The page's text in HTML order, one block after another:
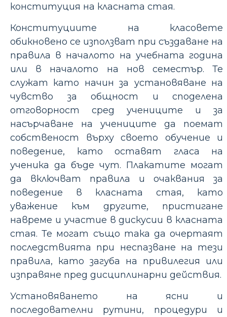
конституция на класната стая.
Конституциите на класовете
обикновено се използват при създаване на
правила в началото на учебната година
или в началото на нов семестър. Те
служат като начин за установяване на
чувство за общност и споделена
отговорност сред учениците и за
насърчаване на учениците да поемат
собственост върху своето обучение и
поведение, като оставят гласа на
ученика да бъде чут. Плакатите могат
да включват правила и очаквания за
поведение в класната стая, като
уважение към другите, пристигане
навреме и участие в дискусии в класната
стая. Те могат също така да очертаят
последствията при неспазване на тези
правила, като загуба на привилегия или
изправяне пред дисциплинарни действия.
Установяването на ясни и
последователни рутини, процедури и